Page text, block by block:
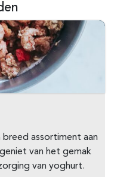
assortiment aan
van het gemak
van yoghurt.